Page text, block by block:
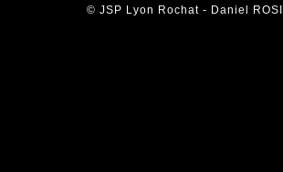
© JSP Lyon Rochat - Daniel